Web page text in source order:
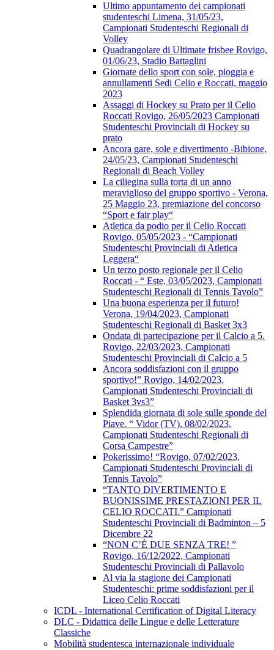
Ultimo appuntamento dei campionati
studenteschi Limena, 31/05/23,
Campionati Studenteschi Regionali di
Volley
Quadrangolare di Ultimate frisbee Rovigo,
01/06/23, Stadio Battaglini
Giornate dello sport con sole, pioggia e
annullamenti Sedi Celio e Roccati, maggio
2023
Assaggi di Hockey su Prato per il Celio
Roccati Rovigo, 26/05/2023 Campionati
Studenteschi Provinciali di Hockey su
prato
Ancora gare, sole e divertimento -Bibione,
24/05/23, Campionati Studenteschi
Regionali di Beach Volley
La ciliegina sulla torta di un anno
meraviglioso del gruppo sportivo - Verona,
25 Maggio 23, premiazione del concorso
“Sport e fair play“
Atletica da podio per il Celio Roccati
Rovigo, 05/05/2023 - “Campionati
Studenteschi Provinciali di Atletica
Leggera“
Un terzo posto regionale per il Celio
Roccati - “ Este, 03/05/2023, Campionati
Studenteschi Regionali di Tennis Tavolo”
Una buona esperienza per il futuro!
Verona, 19/04/2023, Campionati
Studenteschi Regionali di Basket 3x3
Ondata di partecipazione per il Calcio a 5.
Rovigo, 22/03/2023, Campionati
Studenteschi Provinciali di Calcio a 5
Ancora soddisfazioni con il gruppo
sportivo!” Rovigo, 14/02/2023,
Campionati Studenteschi Provinciali di
Basket 3vs3”
Splendida giornata di sole sulle sponde del
Piave. “ Vidor (TV), 08/02/2023,
Campionati Studenteschi Regionali di
Corsa Campestre”
Pokerissimo! “Rovigo, 07/02/2023,
Campionati Studenteschi Provinciali di
Tennis Tavolo”
“TANTO DIVERTIMENTO E
BUONISSIME PRESTAZIONI PER IL
CELIO ROCCATI.” Campionati
Studenteschi Provinciali di Badminton – 5
Dicembre 22
“NON C’È DUE SENZA TRE! ”
Rovigo, 16/12/2022, Campionati
Studenteschi Provinciali di Pallavolo
Al via la stagione dei Campionati
Studenteschi: prime soddisfazioni per il
Liceo Celio Roccati
ICDL - International Certification of Digital Literacy
DLC - Didattica delle Lingue e delle Letterature
Classiche
Mobilità studentesca internazionale individuale